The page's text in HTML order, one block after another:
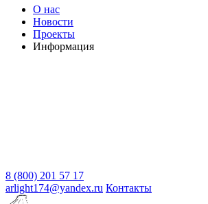
О нас
Новости
Проекты
Информация
8 (800) 201 57 17
arlight174@yandex.ru Контакты